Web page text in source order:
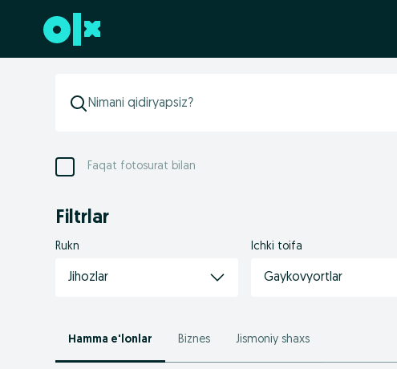
Futerga oʻtish
Faqat fotosurat bilan
Filtrlar
Rukn
Jihozlar
Ichki toifa
Gaykovyortlar
Hamma e'lonlar Biznes Jismoniy shaxs